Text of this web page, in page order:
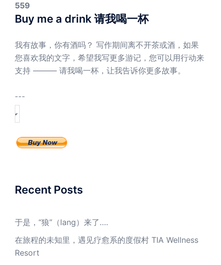
559
Buy me a drink 请我喝一杯
我有故事，你有酒吗？ 写作期间离不开茶或酒，如果
您喜欢我的文字，希望我写更多游记，您可以用行动来
支持 ——— 请我喝一杯，让我告诉你更多故事。
---
Recent Posts
于是，“狼”（lang）来了….
在旅程的未知里，遇见疗愈系的度假村 TIA Wellness
Resort